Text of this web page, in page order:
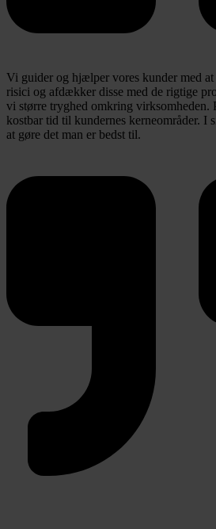
Vi guider og hjælper vores kunder med
risici og afdækker disse med de rigtige
vi større tryghed omkring virksomheden.
kostbar tid til kundernes kerneområder. I
at gøre det man er bedst til.